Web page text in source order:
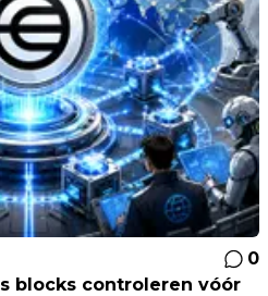
0
blocks controleren vóór